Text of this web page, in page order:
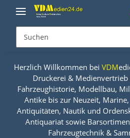
Herzlich Willkommen bei VDM
Druckerei &
Fahrzeughistorie, Modellbau,
Antike bis zur Neuzeit,
Antiquitäten, Nautik und
Antiquariat sowie
Fahrzeugtechnik &